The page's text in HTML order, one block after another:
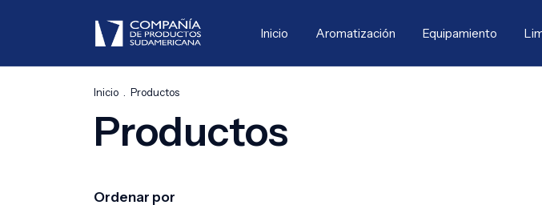
Inicio Aromatización Equipamiento
Inicio Productos
Productos
Ordenar por